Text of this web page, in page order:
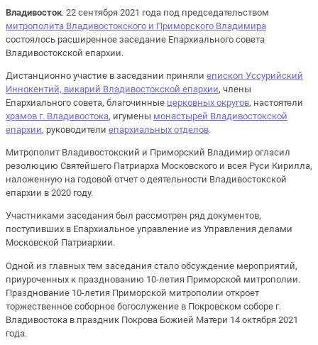
Владивосток. 22 сентября 2021 года под председательством
митрополита Владивостокского и Приморского Владимира
состоялось расширенное заседание Епархиального совета
Владивостокской епархии.
Дистанционно участие в заседании приняли епископ Уссурийский
Иннокентий, викарий Владивостокской епархии, члены
Епархиального совета, благочинные церковных округов, настоятели
храмов г. Владивостока, игумены монастырей Владивостокской
епархии, руководители епархиальных отделов.
Митрополит Владивостокский и Приморский Владимир огласил
резолюцию Святейшего Патриарха Московского и всея Руси Кирилла,
наложенную на годовой отчет о деятельности Владивостокской
епархии в 2020 году.
Участниками заседания был рассмотрен ряд документов,
поступивших в Епархиальное управление из Управления делами
Московской Патриархии.
Одной из главных тем заседания стало обсуждение мероприятий,
приуроченных к празднованию 10-летия Приморской митрополии.
Празднование 10-летия Приморской митрополии откроет
торжественное соборное богослужение в Покровском соборе г.
Владивостока в праздник Покрова Божией Матери 14 октября 2021
года.